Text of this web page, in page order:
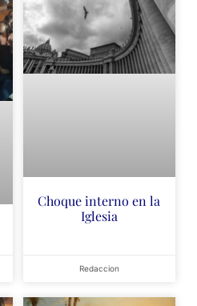
Choque interno en la
Iglesia
Redaccion